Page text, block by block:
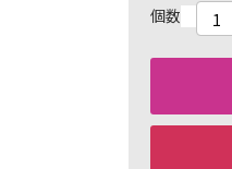
個数